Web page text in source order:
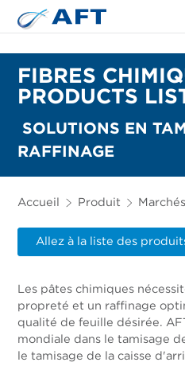
FIBRES
PRODUCTS
SOLUTIONS EN
RAFFINAGE
Accueil Produit Marchés
Allez à la liste des
Les pâtes chimiques
propreté et un raffinage
qualité de feuille désirée.
mondiale dans le tamisage
le tamisage de la caisse